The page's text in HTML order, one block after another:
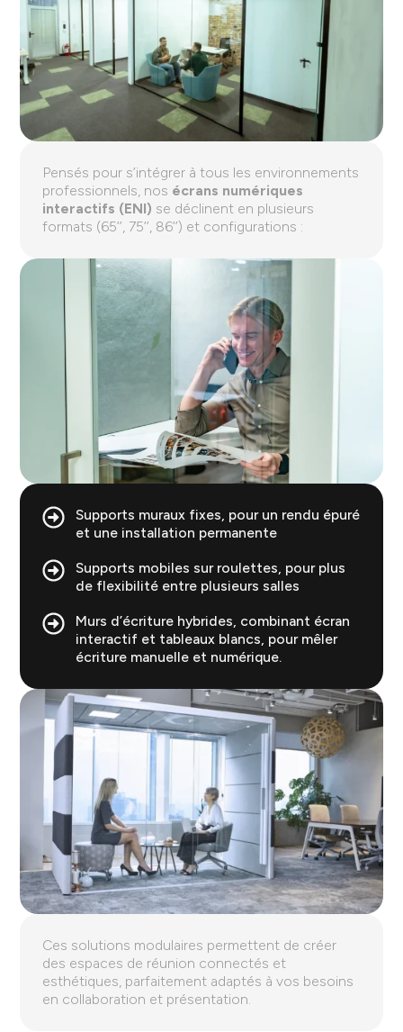
Pensés pour s’intégrer à tous les environnements
professionnels, nos écrans numériques
interactifs (ENI) se déclinent en plusieurs
formats (65’’, 75’’, 86’’) et configurations :
Supports muraux fixes, pour un rendu épuré
et une installation permanente
Supports mobiles sur roulettes, pour plus
de flexibilité entre plusieurs salles
Murs d’écriture hybrides, combinant écran
interactif et tableaux blancs, pour mêler
écriture manuelle et numérique.
Ces solutions modulaires permettent de créer
des espaces de réunion connectés et
esthétiques, parfaitement adaptés à vos besoins
en collaboration et présentation.